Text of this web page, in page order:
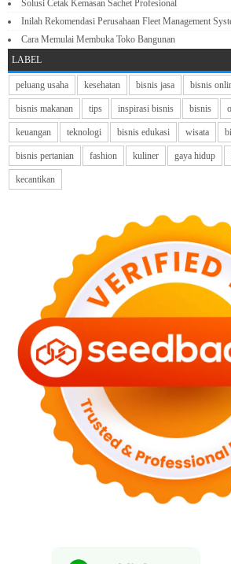
Solusi Cetak Kemasan Sachet Profesional
Inilah Rekomendasi Perusahaan Fleet Management
Cara Memulai Membuka Toko Bangunan
LABEL
peluang usaha kesehatan bisnis jasa bisnis
bisnis makanan tips inspirasi bisnis bisnis
keuangan teknologi bisnis edukasi wisata
bisnis pertanian fashion kuliner gaya hidup
kecantikan